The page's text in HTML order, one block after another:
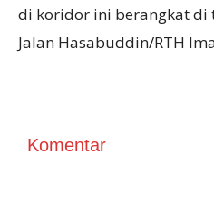
di koridor ini berangkat
Jalan Hasabuddin/RTH
Komentar